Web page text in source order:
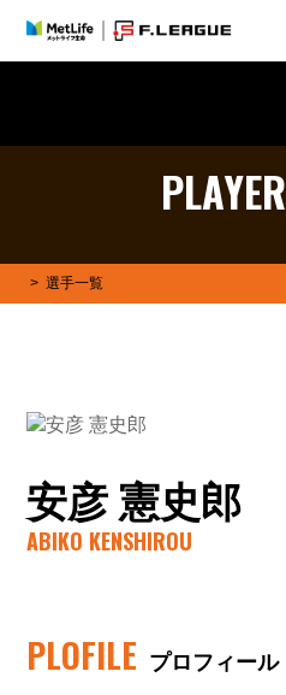
PLAYER
>選手一覧
安彦 憲史郎
ABIKO KENSHIROU
PLOFILE プロフィール